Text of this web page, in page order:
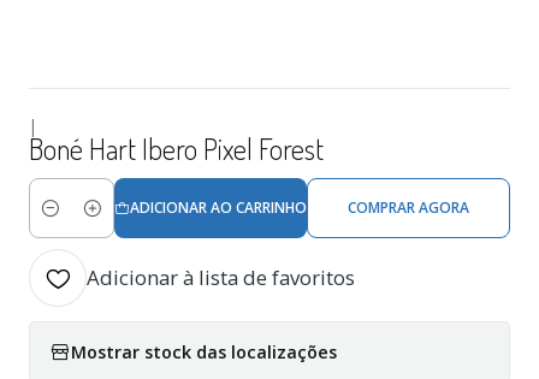
|
Boné Hart Ibero Pixel Forest
Quantidade
ADICIONAR AO CARRINHO COMPRAR AGORA
Adicionar à lista de favoritos
Mostrar stock das localizações